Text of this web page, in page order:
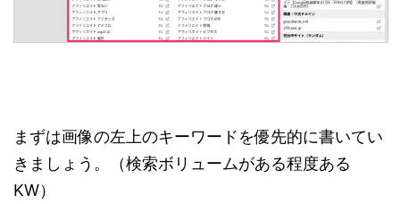
まずは画像の左上のキーワードを優先的に書いてい
きましょう。（検索ボリュームがある程度ある
KW）